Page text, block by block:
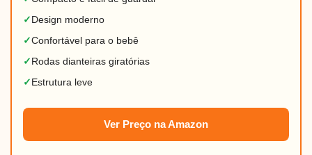
✓ Design moderno
✓Confortável para o bebê
✓ Rodas dianteiras giratórias
✓ Estrutura leve
Ver Preço na Amazon